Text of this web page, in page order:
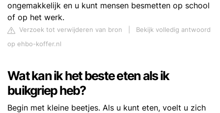
ongemakkelijk en u kunt mensen besmetten op school
of op het werk.
Verzoek tot verwijderen van bron
Bekijk volledig antwoord
op ehbo-koffer.nl
Wat kan ik het beste eten als ik
buikgriep heb?
Begin met kleine beetjes. Als u kunt eten, voelt u zich